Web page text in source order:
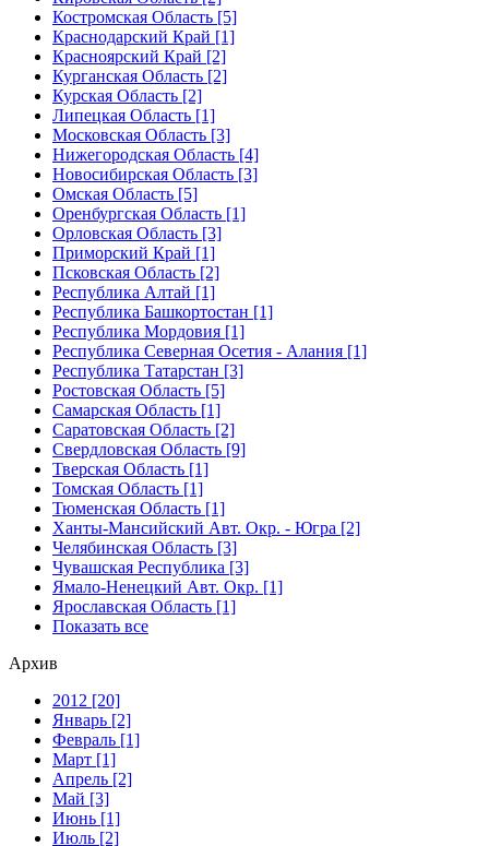
Костромская Область [5]
Краснодарский Край [1]
Красноярский Край [2]
Курганская Область [2]
Курская Область [2]
Липецкая Область [1]
Московская Область [3]
Нижегородская Область [4]
Новосибирская Область [3]
Омская Область [5]
Оренбургская Область [1]
Орловская Область [3]
Приморский Край [1]
Псковская Область [2]
Республика Алтай [1]
Республика Башкортостан [1]
Республика Мордовия [1]
Республика Северная Осетия - Алания [1]
Республика Татарстан [3]
Ростовская Область [5]
Самарская Область [1]
Саратовская Область [2]
Свердловская Область [9]
Тверская Область [1]
Томская Область [1]
Тюменская Область [1]
Ханты-Мансийский Авт. Окр. - Югра [2]
Челябинская Область [3]
Чувашская Республика [3]
Ямало-Ненецкий Авт. Окр. [1]
Ярославская Область [1]
Показать все
Архив
2012 [20]
Январь [2]
Февраль [1]
Март [1]
Апрель [2]
Май [3]
Июнь [1]
Июль [2]